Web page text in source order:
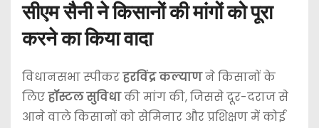
सीएम सैनी ने किसानों की मांगों को पूरा
करने का किया वादा
विधानसभा स्पीकरहरविंद्र कल्याणने किसानों के
लिएहॉस्टल सुविधाकी मांग की, जिससे दूर-दराज से
आने वाले किसानों को सेमिनार और प्रशिक्षण में कोई